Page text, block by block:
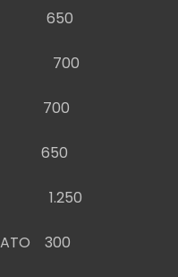
650
700
1 - 2 700
3 650
1.250
DE PATO 300